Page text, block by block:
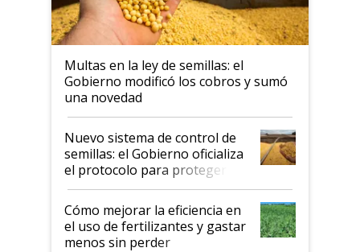
Multas en la ley de semillas: el
Gobierno modificó los cobros y sumó
una novedad
Nuevo sistema de control de
semillas: el Gobierno oficializa
el protocolo para proteger la
propiedad intelectual
Cómo mejorar la eficiencia en
el uso de fertilizantes y gastar
menos sin perder